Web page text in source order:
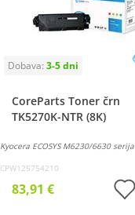
CoreParts Toner črn
TK5270K-NTR (8K)
Kyocera ECOSYS M6230/6630 serija
CPW125754210
83,91 €